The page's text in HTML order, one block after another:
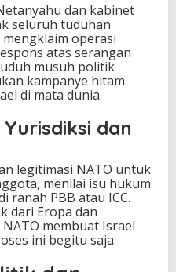
dan kabinet
seluruh tuduhan
operasi
atas serangan
musuh politik
kampanye hitam
di mata dunia.
dan
legitimasi NATO untuk
menilai isu hukum
ranah PBB atau ICC.
dari Eropa dan
membuat Israel
ini begitu saja.